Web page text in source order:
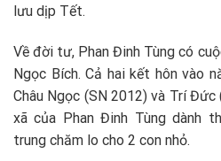
lưu dịp Tết.
Về đời tư, Phan Đinh Tùng có
Ngọc Bích. Cả hai kết hôn vào
Châu Ngọc (SN 2012) và Trí Đức
xã của Phan Đinh Tùng dành
trung chăm lo cho 2 con nhỏ.